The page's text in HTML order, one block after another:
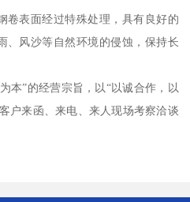
卷表面经过特殊处理，具有良好的
、风沙等自然环境的侵蚀，保持长
本”的经营宗旨，以“以诚合作，以
户来函、来电、来人现场考察洽谈